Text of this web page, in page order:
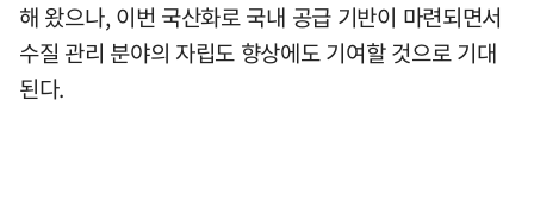
해 왔으나, 이번 국산화로 국내 공급 기반이 마련되면서
수질 관리 분야의 자립도 향상에도 기여할 것으로 기대
된다.